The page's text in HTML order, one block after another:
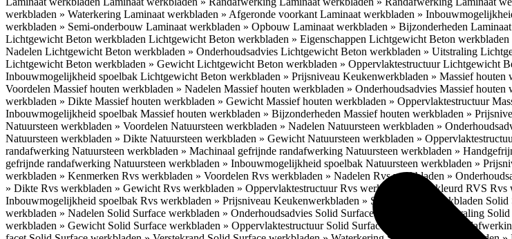
werkbladen » Waterkering Laminaat werkbladen » Afgeronde voorkant Laminaat werkbladen »
werkbladen » Semi-onderbouw Laminaat werkbladen » Opbouw Laminaat werkbladen » Bijzonderheden
Lichtgewicht Beton werkbladen Lichtgewicht Beton werkbladen » Eigenschappen Lichtgewicht Beton werkbladen
Nadelen Lichtgewicht Beton werkbladen » Onderhoudsadvies Lichtgewicht Beton werkbladen » Uitstraling
Lichtgewicht Beton werkbladen » Gewicht Lichtgewicht Beton werkbladen » OppervlaktestructuurLichtgewicht
Inbouwmogelijkheid spoelbak Lichtgewicht Beton werkbladen » Prijsniveau Keukenwerkbladen » Massief houten
Voordelen Massief houten werkbladen » Nadelen Massief houten werkbladen » Onderhoudsadvies Massief houten
werkbladen » Dikte Massief houten werkbladen » Gewicht Massief houten werkbladen » Oppervlaktestructuur
Inbouwmogelijkheid spoelbak Massief houten werkbladen » Bijzonderheden Massief houten werkbladen »
Natuursteen werkbladen » Voordelen Natuursteen werkbladen » Nadelen Natuursteen werkbladen »
Natuursteen werkbladen » Dikte Natuursteen werkbladen » Gewicht Natuursteen werkbladen »
randafwerking Natuursteen werkbladen » Machinaal gefrijnde randafwerking Natuursteen werkbladen »
gefrijnde randafwerking Natuursteen werkbladen » Inbouwmogelijkheid spoelbak Natuursteen werkbladen »
werkbladen » Kenmerken Rvs werkbladen » Voordelen Rvs werkbladen » Nadelen Rvs werkbladen »
» Dikte Rvs werkbladen » Gewicht Rvs werkbladen » OppervlaktestructuurRvs werkbladen » Gekleurd RVS Rvs
Inbouwmogelijkheid spoelbak Rvs werkbladen » Prijsniveau Keukenwerkbladen » Solid Surface werkbladen Solid
werkbladen » Nadelen Solid Surface werkbladen » Onderhoudsadvies Solid Surface werkbladen » Uitstraling Solid
werkbladen » Gewicht Solid Surface werkbladen » Oppervlaktestructuur Solid Surface werkbladen »